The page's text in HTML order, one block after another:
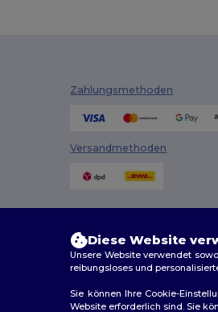
Zahlungsmethoden
Versandmethoden
Diese Website
Unsere Website verwendet
reibungsloses und
Sie können Ihre Cookie-
Website erforderlich sind. Sie